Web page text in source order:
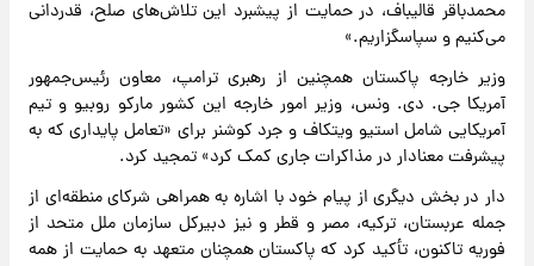
محمدباقر قالیباف، در حمایت از پیشبرد این تلاش‌های صلح، قدردانی
می‌کنیم و سپاسگزاریم.»
وزیر خارجه پاکستان همچنین از رهبری ترامپ، معاون رئیس‌جمهور
آمریکا جی. دی. ونس، وزیر امور خارجه این کشور مارکو روبیو و تیم
آمریکایی شامل استیو ویتکاف و جرد کوشنر برای «تعامل پایداری که به
پیشرفت معنادار در مذاکرات جاری کمک کرد» تمجید کرد.
دار در بخش دیگری از پیام خود با اشاره به همراهی شرکای منطقه‌ای از
جمله عربستان، ترکیه، مصر و قطر و نیز دبیرکل سازمان ملل متحد از
فوریه تاکنون، تأکید کرد که پاکستان همچنان متعهد به حمایت از همه